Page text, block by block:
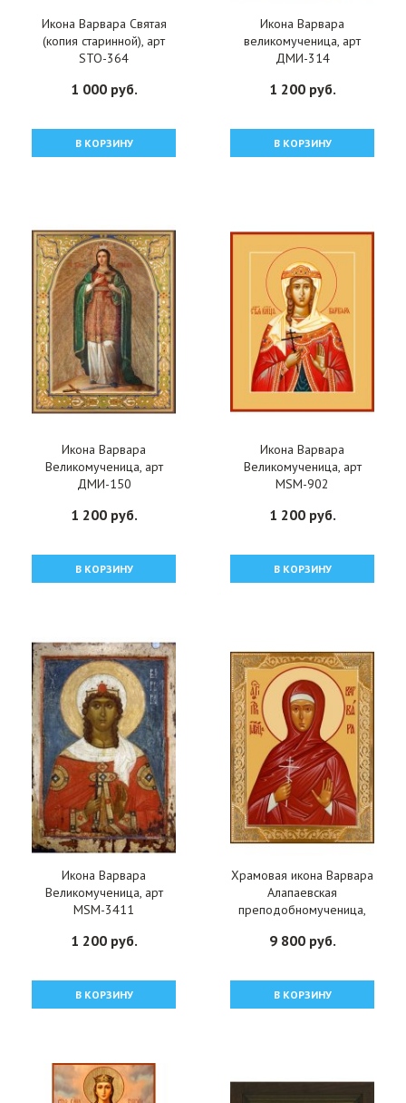
Икона Варвара Святая
(копия старинной), арт
STO-364
1 000 руб.
В КОРЗИНУ
Икона Варвара
великомученица, арт
ДМИ-314
1 200 руб.
В КОРЗИНУ
Икона Варвара
Великомученица, арт
ДМИ-150
1 200 руб.
В КОРЗИНУ
Икона Варвара
Великомученица, арт
MSM-902
1 200 руб.
В КОРЗИНУ
Икона Варвара
Великомученица, арт
MSM-3411
1 200 руб.
В КОРЗИНУ
Храмовая икона Варвара
Алапаевская
преподобномученица,
9 800 руб.
В КОРЗИНУ